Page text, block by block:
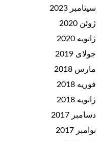
سپتامبر 2023
ژوئن 2020
ژانویه 2020
جولای 2019
مارس 2018
فوریه 2018
ژانویه 2018
دسامبر 2017
نوامبر 2017